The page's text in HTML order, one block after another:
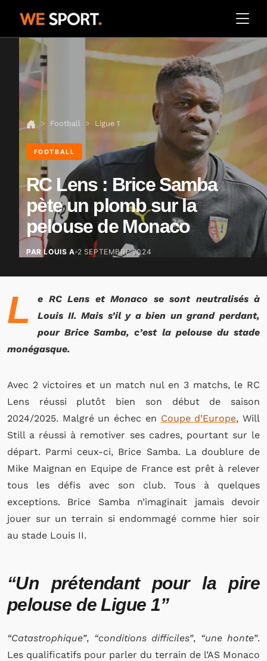
Football Ligue 1
FOOTBALL
RC Lens : Brice Samba
pète un plomb sur la
pelouse de Monaco
PAR LOUIS A 2 SEPTEMBRE 2024
L
e RC Lens et Monaco se sont neutralisés à
Louis II. Mais s’il y a bien un grand perdant,
pour Brice Samba, c’est la pelouse du stade
monégasque.
Avec 2 victoires et un match nul en 3 matchs, le RC
Lens réussi plutôt bien son début de saison
2024/2025. Malgré un échec en Coupe d’Europe, Will
Still a réussi à remotiver ses cadres, pourtant sur le
départ. Parmi ceux-ci, Brice Samba. La doublure de
Mike Maignan en Equipe de France est prêt à relever
tous les défis avec son club. Tous à quelques
exceptions. Brice Samba n’imaginait jamais devoir
jouer sur un terrain si endommagé comme hier soir
au stade Louis II.
“Un prétendant pour la pire
pelouse de Ligue 1”
“Catastrophique”, “conditions difficiles”, “une honte”.
Les qualificatifs pour parler du terrain de l’AS Monaco